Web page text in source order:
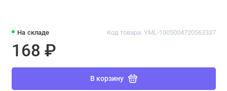
На складе Код товара: YML-1005004720563337
168 ₽
В корзину